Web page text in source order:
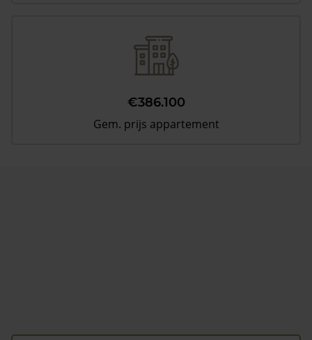
€386.100
Gem. prijs appartement